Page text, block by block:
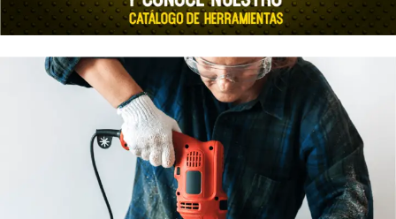
Somos Dog Friendly
App Sodimac
Venta Empresa
Servicio Técnico